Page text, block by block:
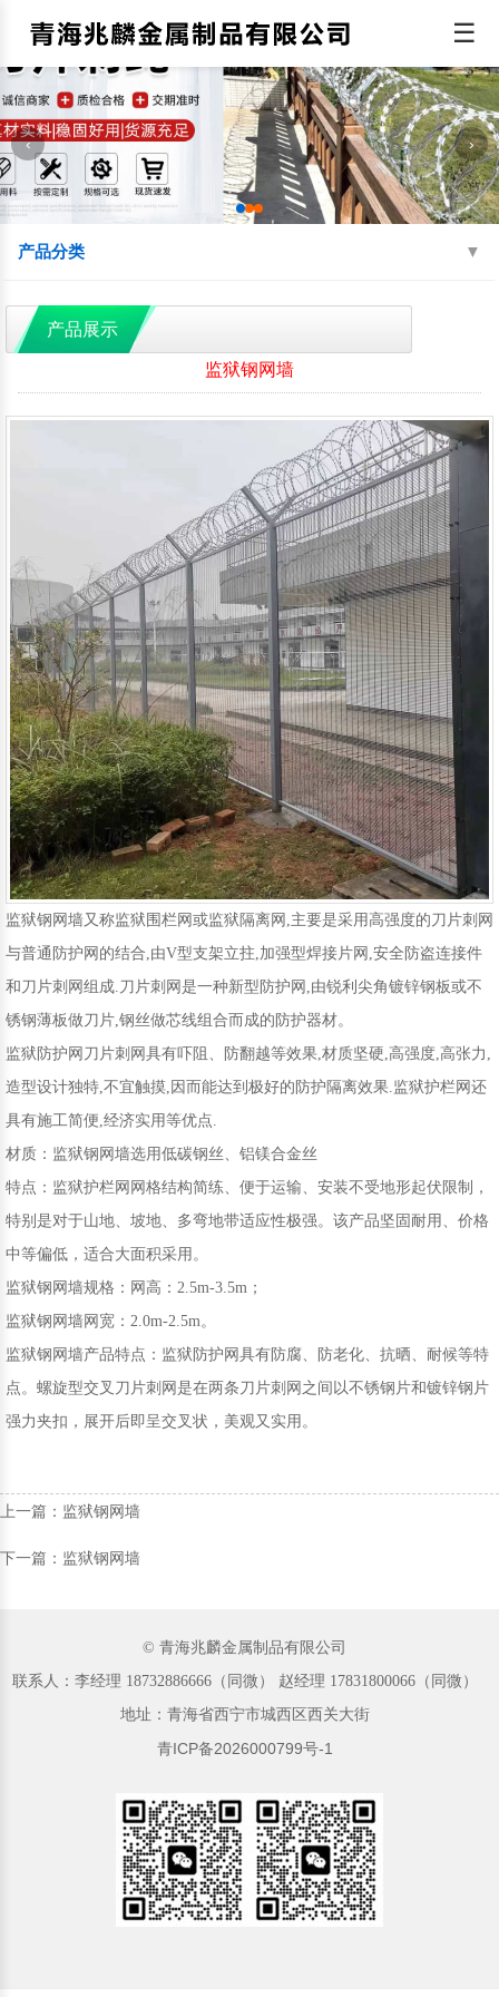
☰
‹ ›
产品分类
机场围界 监狱钢网墙 边境线防护网
球场围网 蛇腹型刀刺网 防抛网
防眩网 铁艺护栏 铝艺护栏
水源地护栏
绿化护栏 灯光护栏
铁路护栏 声屏障
围挡
产品展示
监狱钢网墙
监狱钢网墙又称监狱围栏网或监狱隔离网,主要是采用高强度的刀片刺网
与普通防护网的结合,由V型支架立拄,加强型焊接片网,安全防盗连接件
和刀片刺网组成.刀片刺网是一种新型防护网,由锐利尖角镀锌钢板或不
锈钢薄板做刀片,钢丝做芯线组合而成的防护器材。
监狱防护网刀片刺网具有吓阻、防翻越等效果,材质坚硬,高强度,高张力,
造型设计独特,不宜触摸,因而能达到极好的防护隔离效果.监狱护栏网还
具有施工简便,经济实用等优点.
材质：监狱钢网墙选用低碳钢丝、铝镁合金丝
特点：监狱护栏网网格结构简练、便于运输、安装不受地形起伏限制，
特别是对于山地、坡地、多弯地带适应性极强。该产品坚固耐用、价格
中等偏低，适合大面积采用。
监狱钢网墙规格：网高：2.5m-3.5m；
监狱钢网墙网宽：2.0m-2.5m。
监狱钢网墙产品特点：监狱防护网具有防腐、防老化、抗晒、耐候等特
点。螺旋型交叉刀片刺网是在两条刀片刺网之间以不锈钢片和镀锌钢片
强力夹扣，展开后即呈交叉状，美观又实用。
上一篇：监狱钢网墙
下一篇：监狱钢网墙
© 青海兆麟金属制品有限公司
联系人：李经理‬ 18732886666（同微）‬‬ 赵经理 17831800066（同微）
地址：青海省西宁市城西区西关大街
青ICP备2026000799号-1